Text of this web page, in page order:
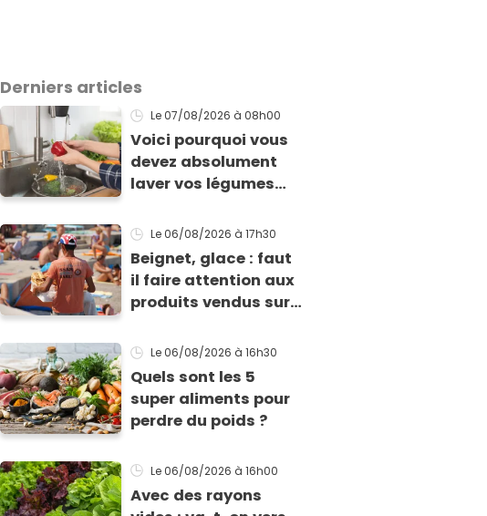
Derniers articles
Le 07/08/2026 à 08h00
Voici pourquoi vous
devez absolument
laver vos légumes
experte en hygiène
Le 06/08/2026 à 17h30
Beignet, glace : faut
il faire attention aux
produits vendus sur
Le 06/08/2026 à 16h30
Quels sont les 5
super aliments pour
perdre du poids ?
Le 06/08/2026 à 16h00
Avec des rayons